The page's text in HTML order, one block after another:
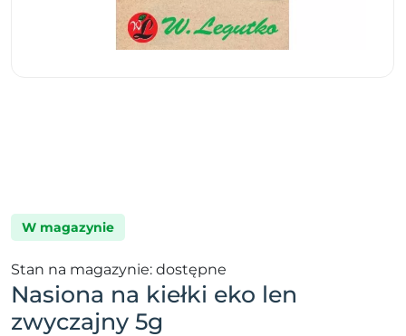
W magazynie
Stan na magazynie: dostępne
Nasiona na kiełki eko len
zwyczajny 5g